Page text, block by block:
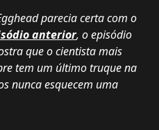
parecia certa com o
anterior, o episódio
que o cientista mais
tem um último truque na
nunca esquecem uma